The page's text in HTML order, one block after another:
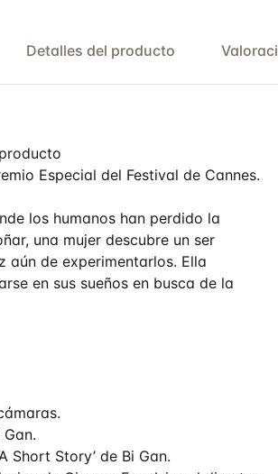
Detalles del producto
Especial del Festival de Cannes.
los humanos han perdido la
una mujer descubre un ser
aún de experimentarlos. Ella
en sus sueños en busca de la
Short Story’ de Bi Gan.